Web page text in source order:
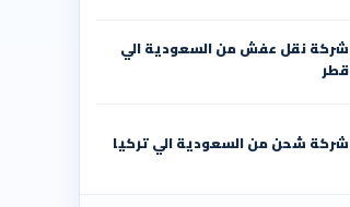
شركة نقل عفش من السعودية الي
قطر
شركة شحن من السعودية الي تركيا